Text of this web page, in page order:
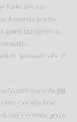
l’urto del suo
A questo punto
game lasciando a
riservato alla 3a
Massimilano Ruggi
che alla fine
Nel secondo gioco